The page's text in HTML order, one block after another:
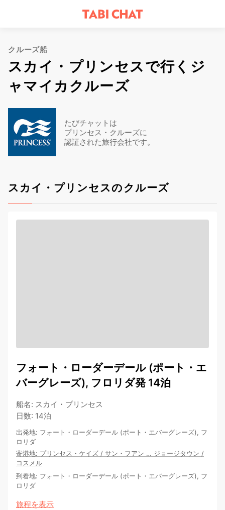
クルーズ船
スカイ・プリンセスで行くジ
ャマイカクルーズ
たびチャットは
プリンセス・クルーズに
認証された旅行会社です。
スカイ・プリンセスのクルーズ
フォート・ローダーデール (ポート・エ
バーグレーズ), フロリダ発 14泊
船名: スカイ・プリンセス
日数: 14泊
出発地: フォート・ローダーデール (ポート・エバーグレーズ), フ
ロリダ
寄港地: プリンセス・ケイズ / サン・フアン … ジョージタウン /
コスメル
到着地: フォート・ローダーデール (ポート・エバーグレーズ), フ
ロリダ
旅程を表示